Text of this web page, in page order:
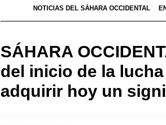
NOTICIAS DEL SÁHARA OCCIDENTAL
SÁHARA
del inicio de la
adquirir hoy un